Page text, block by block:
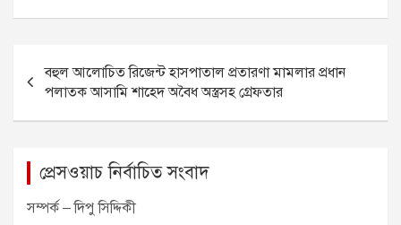
s
বহুল আলোচিত রিজেন্ট হাসপাতাল প্রতারণা মামলার প্রধান
পলাতক আসামি শাহেদ অবৈধ অস্ত্রসহ গ্রেফতার
প্রেসওয়াচ নির্বাচিত সংবাদ
সম্পর্ক – দিপু সিদ্দিকী